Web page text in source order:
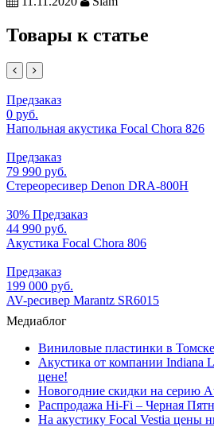
Товары к статье
Предзаказ
0 руб.
Напольная акустика Focal Chora 826
Предзаказ
79 990 руб.
Стереоресивер Denon DRA-800H
30% Предзаказ
44 990 руб.
Акустика Focal Chora 806
Предзаказ
199 000 руб.
AV-ресивер Marantz SR6015
Медиаблог
Виниловые пластинки в
Акустика от компании Indiana
цене!
Новогодние скидки на серию
Распродажа Hi-Fi – Черная
На акустику Focal Vestia цены